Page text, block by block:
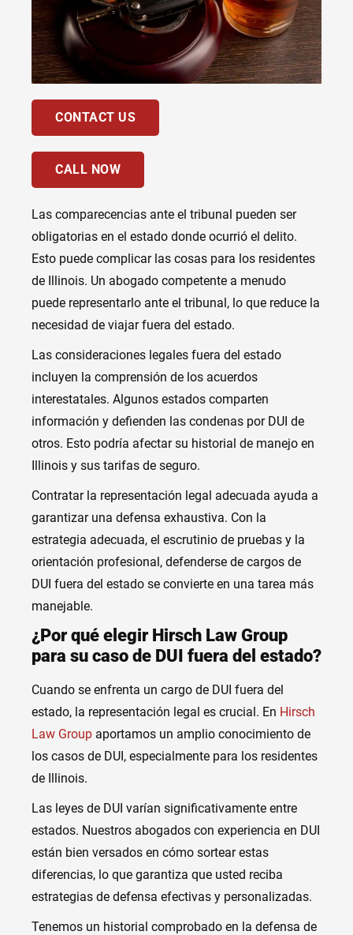
CONTACT US
CALL NOW
Las comparecencias ante el tribunal pueden ser
obligatorias en el estado donde ocurrió el delito.
Esto puede complicar las cosas para los residentes
de Illinois. Un abogado competente a menudo
puede representarlo ante el tribunal, lo que reduce la
necesidad de viajar fuera del estado.
Las consideraciones legales fuera del estado
incluyen la comprensión de los acuerdos
interestatales. Algunos estados comparten
información y defienden las condenas por DUI de
otros. Esto podría afectar su historial de manejo en
Illinois y sus tarifas de seguro.
Contratar la representación legal adecuada ayuda a
garantizar una defensa exhaustiva. Con la
estrategia adecuada, el escrutinio de pruebas y la
orientación profesional, defenderse de cargos de
DUI fuera del estado se convierte en una tarea más
manejable.
¿Por qué elegir Hirsch Law Group
para su caso de DUI fuera del estado?
Cuando se enfrenta un cargo de DUI fuera del
estado, la representación legal es crucial. En Hirsch
Law Group aportamos un amplio conocimiento de
los casos de DUI, especialmente para los residentes
de Illinois.
Las leyes de DUI varían significativamente entre
estados. Nuestros abogados con experiencia en DUI
están bien versados ​​en cómo sortear estas
diferencias, lo que garantiza que usted reciba
estrategias de defensa efectivas y personalizadas.
Tenemos un historial comprobado en la defensa de